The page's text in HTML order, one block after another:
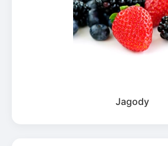
Jagody